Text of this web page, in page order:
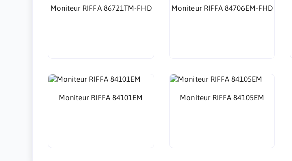
Moniteur RIFFA 86721TM-FHD Moniteur RIFFA 84706EM-FHD
Moniteur RIFFA 84101EM Moniteur RIFFA 84105EM